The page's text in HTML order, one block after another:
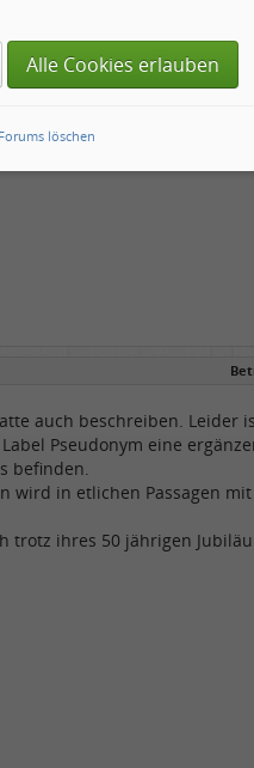
auch beschreiben.
Pseudonym eine
befinden.
wird in etlichen Passagen
trotz ihres 50 jährigen
Alle Cookies erlauben
löschen